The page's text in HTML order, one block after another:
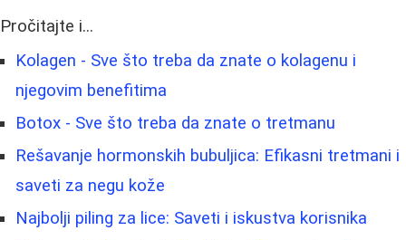
Pročitajte i...
Kolagen - Sve što treba da znate o kolagenu i
njegovim benefitima
Botox - Sve što treba da znate o tretmanu
Rešavanje hormonskih bubuljica: Efikasni tretmani i
saveti za negu kože
Najbolji piling za lice: Saveti i iskustva korisnika